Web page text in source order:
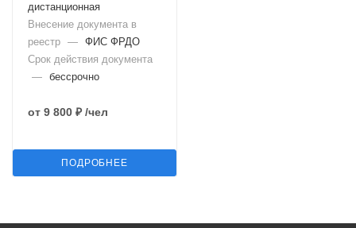
дистанционная
Внесение документа в
реестр — ФИС ФРДО
Срок действия документа
— бессрочно
от 9 800 ₽ /чел
ПОДРОБНЕЕ